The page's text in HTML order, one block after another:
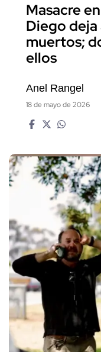
Masacre
Diego deja
muertos;
ellos
Anel Rangel
18 de mayo de 2026